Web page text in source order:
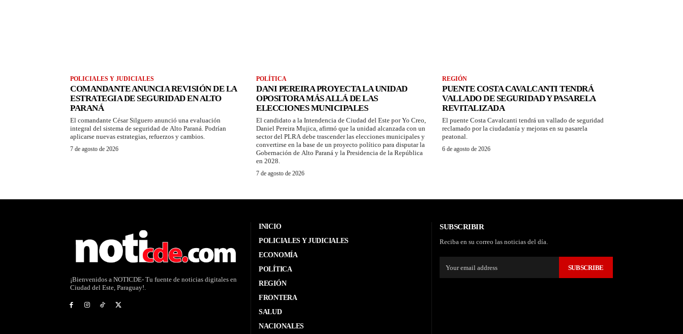
POLICIALES Y JUDICIALES
COMANDANTE ANUNCIA REVISIÓN DE LA
ESTRATEGIA DE SEGURIDAD EN ALTO
PARANÁ
El comandante César Silguero anunció una evaluación
integral del sistema de seguridad de Alto Paraná. Podrían
aplicarse nuevas estrategias, refuerzos y cambios.
7 de agosto de 2026
POLÍTICA
DANI PEREIRA PROYECTA LA UNIDAD
OPOSITORA MÁS ALLÁ DE LAS
ELECCIONES MUNICIPALES
El candidato a la Intendencia de Ciudad del Este por Yo Creo,
Daniel Pereira Mujica, afirmó que la unidad alcanzada con un
sector del PLRA debe trascender las elecciones municipales y
convertirse en la base de un proyecto político para disputar la
Gobernación de Alto Paraná y la Presidencia de la República
en 2028.
7 de agosto de 2026
REGIÓN
PUENTE COSTA CAVALCANTI TENDRÁ
VALLADO DE SEGURIDAD Y PASARELA
REVITALIZADA
El puente Costa Cavalcanti tendrá un vallado de seguridad
reclamado por la ciudadanía y mejoras en su pasarela
peatonal.
6 de agosto de 2026
¡Bienvenidos a NOTICDE- Tu fuente de noticias digitales en
Ciudad del Este, Paraguay!.
INICIO
POLICIALES Y JUDICIALES
ECONOMÍA
POLÍTICA
REGIÓN
FRONTERA
SALUD
NACIONALES
SUBSCRIBIR
Reciba en su correo las noticias del día.
SUBSCRIBE